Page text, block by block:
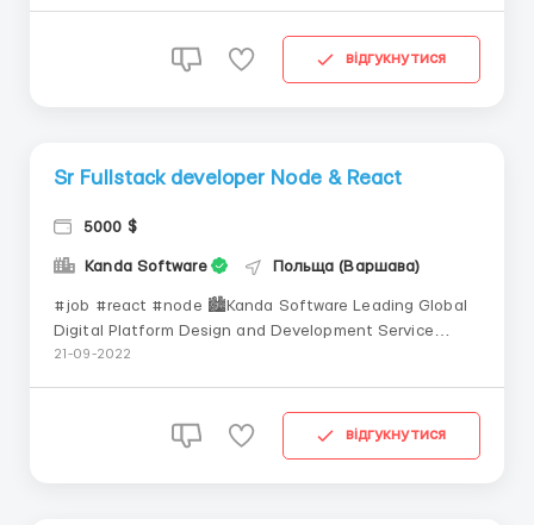
remotely What need to do: Development ...відгукнутися
Sr Fullstack developer Node & React
5000 $
Kanda Software Польща (Варшава)
#job #react #node 🏙Kanda Software Leading Global
Digital Platform Design and Development Service
Provider with Headquarters in Boston, USA 🎁💵What
from anywhere in the world. English speak...
21-09-2022
відгукнутися